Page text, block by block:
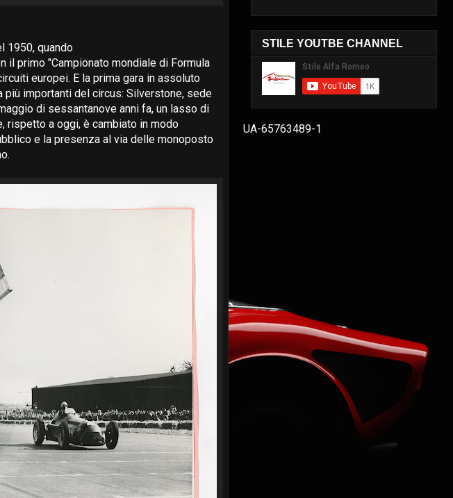
1950, quando
il primo "Campionato mondiale di Formula
europei. E la prima gara in assoluto
più importanti del circus: Silverstone, sede
di sessantanove anni fa, un lasso di
rispetto a oggi, è cambiato in modo
e la presenza al via delle monoposto
STILE YOUTBE CHANNEL
UA-65763489-1